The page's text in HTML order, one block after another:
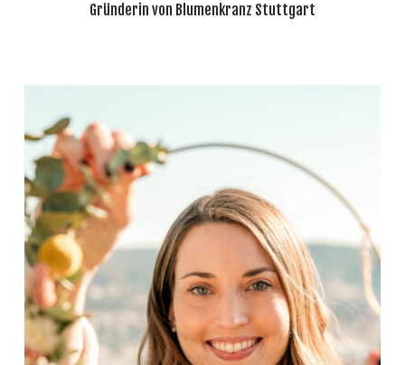
Gründerin von Blumenkranz Stuttgart